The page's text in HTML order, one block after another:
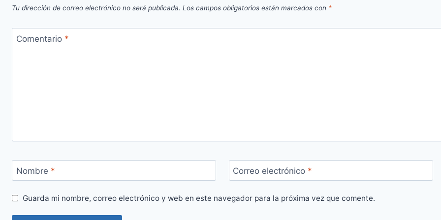
Tu dirección de correo electrónico no será publicada. Los campos obligatorios están marcados con *
Comentario *
Nombre * Correo electrónico *
Guarda mi nombre, correo electrónico y web en este navegador para la próxima vez que comente.